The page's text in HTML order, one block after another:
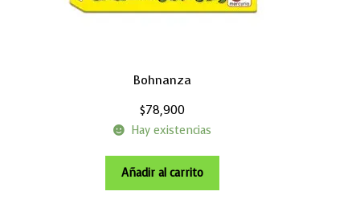
Bohnanza
$78,900
Hay existencias
Añadir al carrito